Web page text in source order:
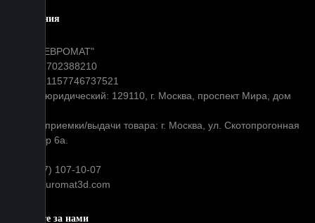
Компания
ООО "ЕВРОМАТ"
ИНН: 7702388210
ОГРН: 1157746737521
Адрес юридический: 129110, г. Москва, проспект Мира, дом
Адрес приемки/выдачи товара: г. Москва, ул. Скотопрогонная
д 35 стр 6а.
+7 (977) 107-10-07
info@euromat3d.com
Следите за нами